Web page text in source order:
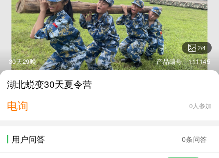
2/4
30天29晚 产品编号：111145
湖北蜕变30天夏令营
电询 0人参加
用户问答 0条问答